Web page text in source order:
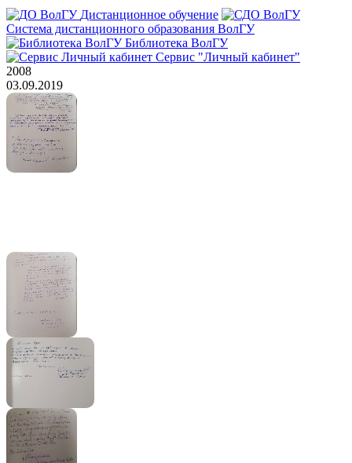
Дистанционное обучение
Система дистанционного образования ВолГУ
Библиотека ВолГУ
Сервис "Личный кабинет"
2008
03.09.2019